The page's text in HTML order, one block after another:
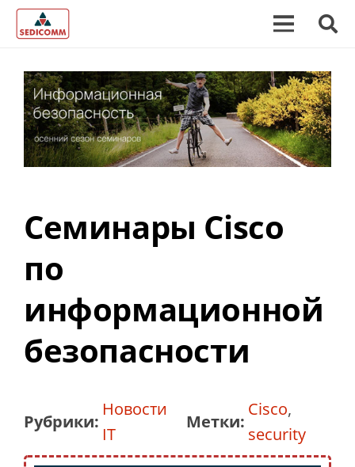
Семинары Cisco
по
информационной
безопасности
Рубрики:
Новости
IT
Метки:
Cisco,
security